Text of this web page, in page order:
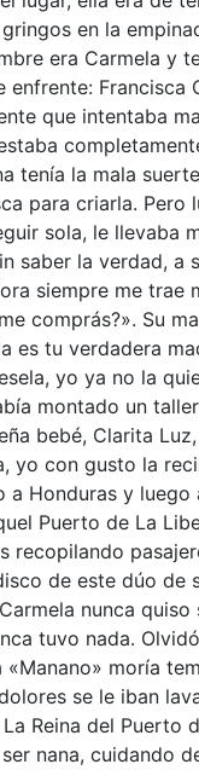
en la
era Carmela y
Francisca
que intentaba
tenía la mala
para criarla. Pero
sola, le llevaba
saber la verdad, a
siempre me trae
comprás?». Su
es tu verdadera
yo ya no la
montado un
bebé, Clarita
yo con gusto la
Honduras y luego
Puerto de La
recopilando
de este dúo de
nunca
tuvo nada.
moría
se le iban
Reina del Puerto
nana, cuidando